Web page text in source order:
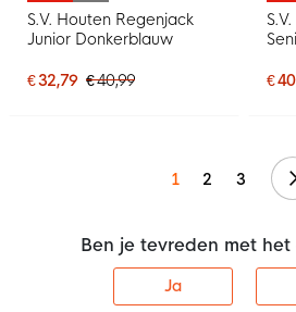
S.V. Houten Regenjack
Junior Donkerblauw
€ 32,79 € 40,99 €
1 2 3
Ben je tevreden met het
Ja